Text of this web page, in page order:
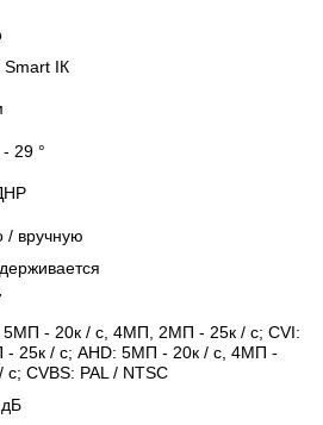
Smart ІК
29 °
/ вручную
5МП - 20к / с, 4МП, 2МП - 25к / с; CVI:
25к / с; AHD: 5МП - 20к / с, 4МП -
с; CVBS: PAL / NTSC